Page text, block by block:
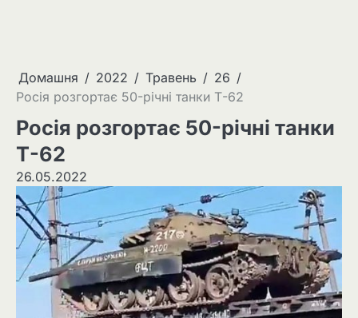
Домашня 2022 Травень
26
Росія розгортає 50-річні танки Т-62
Росія розгортає 50-річні танки
Т-62
26.05.2022